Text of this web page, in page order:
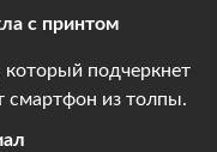
с принтом
подчеркнет
смартфон из толпы.